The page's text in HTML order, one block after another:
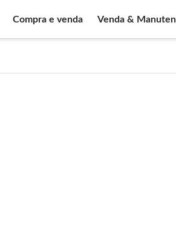
Compra e venda Venda &